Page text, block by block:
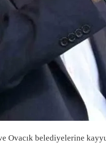
Ovacık belediyelerine